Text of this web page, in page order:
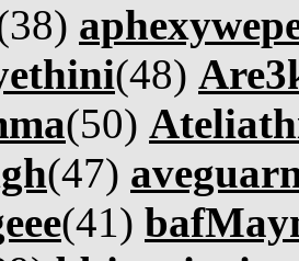
(48)
(50)
(47)
(41)